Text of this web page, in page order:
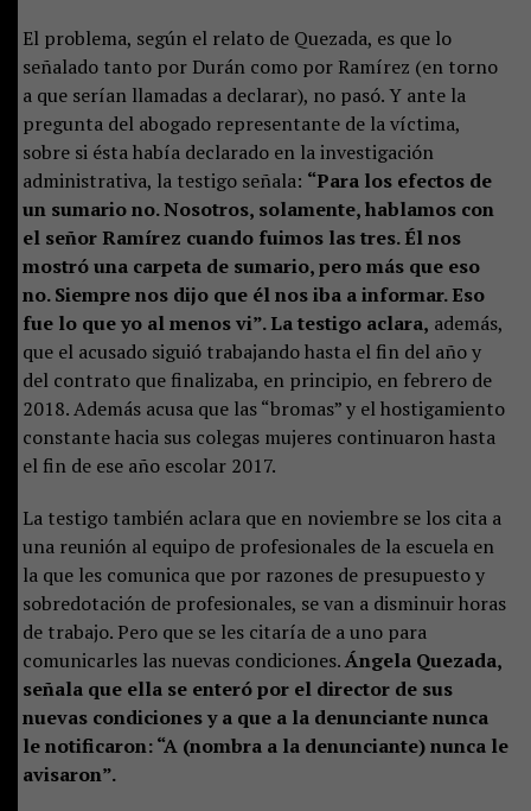
El problema, según el relato de Quezada, es que lo
señalado tanto por Durán como por Ramírez (en torno
a que serían llamadas a declarar), no pasó. Y ante la
pregunta del abogado representante de la víctima,
sobre si ésta había declarado en la investigación
administrativa, la testigo señala: “Para los efectos de
un sumario no. Nosotros, solamente, hablamos con
el señor Ramírez cuando fuimos las tres. Él nos
mostró una carpeta de sumario, pero más que eso
no. Siempre nos dijo que él nos iba a informar. Eso
fue lo que yo al menos vi”. La testigo aclara, además,
que el acusado siguió trabajando hasta el fin del año y
del contrato que finalizaba, en principio, en febrero de
2018. Además acusa que las “bromas” y el hostigamiento
constante hacia sus colegas mujeres continuaron hasta
el fin de ese año escolar 2017.
La testigo también aclara que en noviembre se los cita a
una reunión al equipo de profesionales de la escuela en
la que les comunica que por razones de presupuesto y
sobredotación de profesionales, se van a disminuir horas
de trabajo. Pero que se les citaría de a uno para
comunicarles las nuevas condiciones.Ángela Quezada,
señala que ella se enteró por el director de sus
nuevas condiciones y a que a la denunciante nunca
le notificaron: “A (nombra a la denunciante) nunca le
avisaron”.